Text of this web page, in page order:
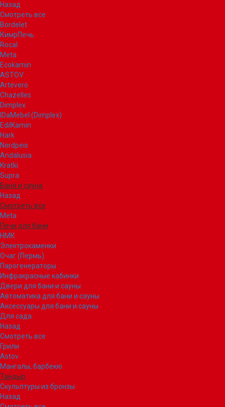
Назад
Смотреть все
Bordelet
КимрПечь
Rocal
Meta
Ecokamin
ASTOV
Artevero
Chazelles
Dimplex
IDaMebel (Dimplex)
EdilKamin
Hark
Nordpeis
Andalusia
Kratki
Supra
Баня и сауна
Назад
Смотреть все
Meta
Печи для бани
НМК
Электрокаменки
Очаг (Пермь)
Парогенераторы
Инфракрасные кабинки
Двери для бани и сауны
Автоматика для бани и сауны
Аксессуары для бани и сауны
Для сада
Назад
Смотреть все
Грили
Astov
Мангалы, барбекю
Тандыр
Скульптуры из бронзы
Назад